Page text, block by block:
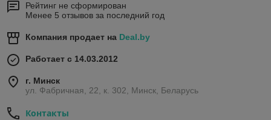
Рейтинг не сформирован
Менее 5 отзывов за последний год
Компания продает на Deal.by
Работает с 14.03.2012
г. Минск
ул. Фабричная, 22, к. 302, Минск, Беларусь
Контакты